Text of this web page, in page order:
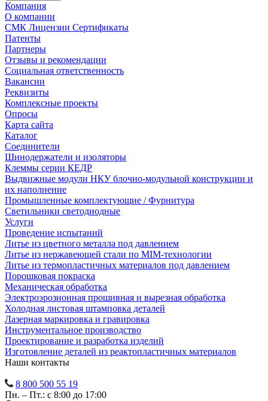
Компания
О компании
СМК Лицензии Сертификаты
Патенты
Партнеры
Отзывы и рекомендации
Социальная ответственность
Вакансии
Реквизиты
Комплексные проекты
Опросы
Карта сайта
Каталог
Соединители
Шинодержатели и изоляторы
Клеммы серии КЕДР
Выдвижные модули НКУ блочно-модульной конструкции и
их наполнение
Промышленные комплектующие / Фурнитура
Светильники светодиодные
Услуги
Проведение испытаний
Литье из цветного металла под давлением
Литье из нержавеющей стали по MIM-технологии
Литье из термопластичных материалов под давлением
Порошковая покраска
Механическая обработка
Электроэрозионная прошивная и вырезная обработка
Холодная листовая штамповка деталей
Лазерная маркировка и гравировка
Инструментальное производство
Проектирование и разработка изделий
Изготовление деталей из реактопластичных материалов
Наши контакты
8 800 500 55 19
Пн. – Пт.: с 8:00 до 17:00